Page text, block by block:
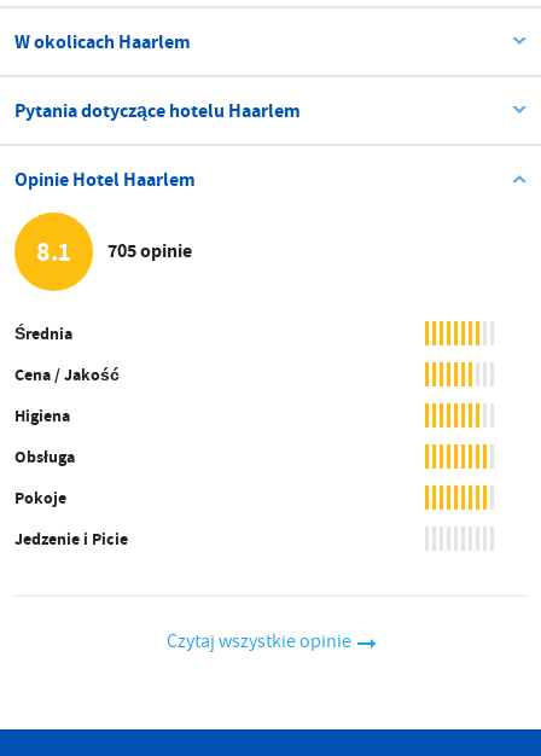
W okolicach Haarlem
Pytania dotyczące hotelu Haarlem
Opinie Hotel Haarlem
8.1 705 opinie
Średnia
Cena / Jakość
Higiena
Obsługa
Pokoje
Jedzenie i Picie
Czytaj wszystkie opinie